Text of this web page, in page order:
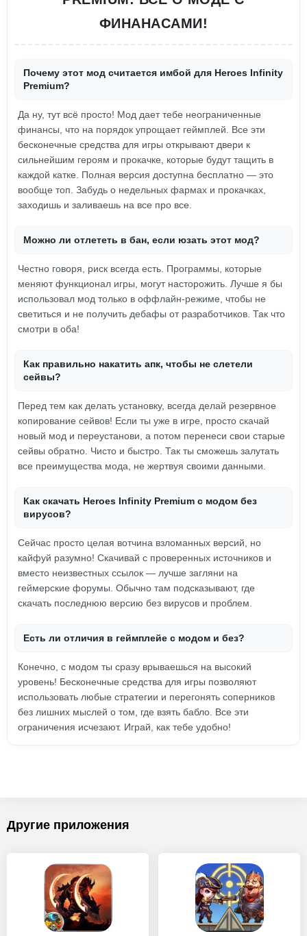
ФИНАНАСАМИ!
Почему этот мод считается имбой для Heroes Infinity
Premium?
Да ну, тут всё просто! Мод дает тебе неограниченные
финансы, что на порядок упрощает геймплей. Все эти
бесконечные средства для игры открывают двери к
сильнейшим героям и прокачке, которые будут тащить в
каждой катке. Полная версия доступна бесплатно — это
вообще топ. Забудь о недельных фармах и прокачках,
заходишь и заливаешь на все про все.
Можно ли отлететь в бан, если юзать этот мод?
Честно говоря, риск всегда есть. Программы, которые
меняют функционал игры, могут насторожить. Лучше я бы
использовал мод только в оффлайн-режиме, чтобы не
светиться и не получить дебафы от разработчиков. Так что
смотри в оба!
Как правильно накатить апк, чтобы не слетели
сейвы?
Перед тем как делать установку, всегда делай резервное
копирование сейвов! Если ты уже в игре, просто скачай
новый мод и переустанови, а потом перенеси свои старые
сейвы обратно. Чисто и быстро. Так ты сможешь залутать
все преимущества мода, не жертвуя своими данными.
Как скачать Heroes Infinity Premium с модом без
вирусов?
Сейчас просто целая вотчина взломанных версий, но
кайфуй разумно! Скачивай с проверенных источников и
вместо неизвестных ссылок — лучше загляни на
геймерские форумы. Обычно там подсказывают, где
скачать последнюю версию без вирусов и проблем.
Есть ли отличия в геймплейе с модом и без?
Конечно, с модом ты сразу врываешься на высокий
уровень! Бесконечные средства для игры позволяют
использовать любые стратегии и перегонять соперников
без лишних мыслей о том, где взять бабло. Все эти
ограничения исчезают. Играй, как тебе удобно!
Другие приложения